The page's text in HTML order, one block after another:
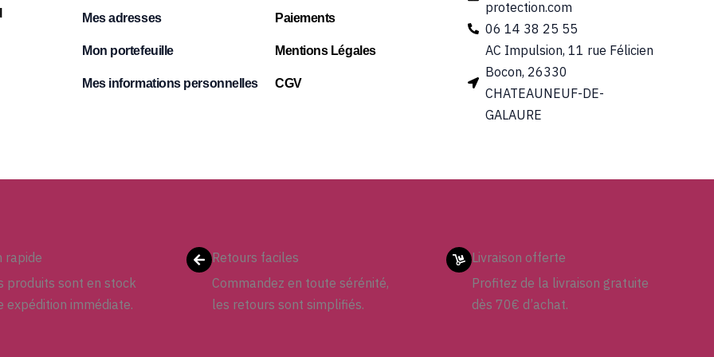
Mes adresses
Mon portefeuille
Mes informations personnelles
Paiements
Mentions Légales
CGV
protection.com
06 14 38 25 55
AC Impulsion, 11 rue Félicien
Bocon, 26330
CHATEAUNEUF-DE-
GALAURE
rapide
produits sont en stock
expédition immédiate.
Retours faciles
Commandez en toute sérénité,
les retours sont simplifiés.
Livraison offerte
Profitez de la livraison gratuite
dès 70€ d’achat.